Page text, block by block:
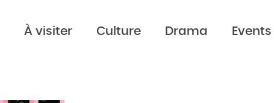
À visiter Culture Drama Events